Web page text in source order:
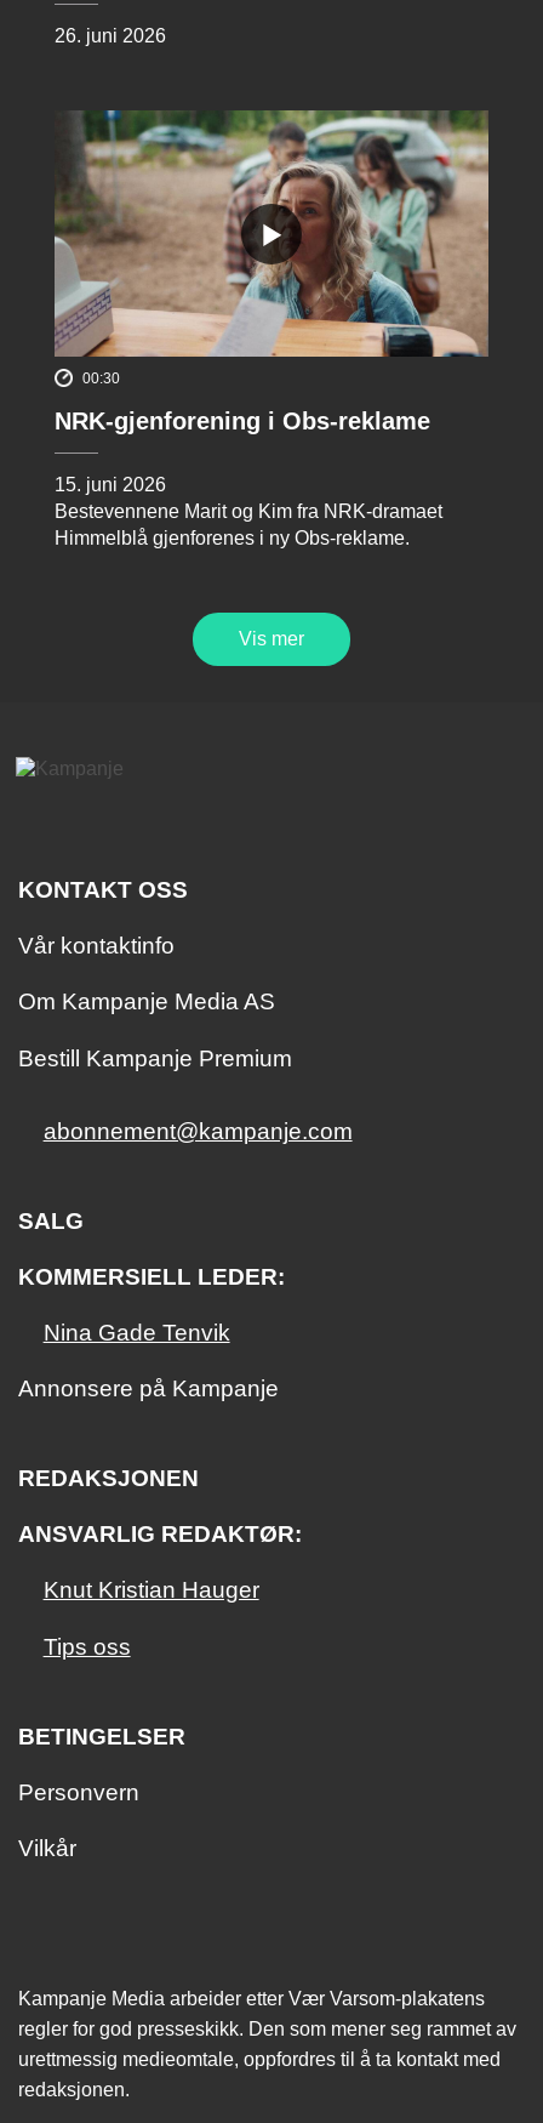
26. juni 2026
00:30
NRK-gjenforening i Obs-reklame
15. juni 2026
Bestevennene Marit og Kim fra NRK-dramaet
Himmelblå gjenforenes i ny Obs-reklame.
Vis mer
KONTAKT OSS
Vår kontaktinfo
Om Kampanje Media AS
Bestill Kampanje Premium
abonnement@kampanje.com
SALG
KOMMERSIELL LEDER:
Nina Gade Tenvik
Annonsere på Kampanje
REDAKSJONEN
ANSVARLIG REDAKTØR:
Knut Kristian Hauger
Tips oss
BETINGELSER
Personvern
Vilkår
Kampanje Media arbeider etter Vær Varsom-plakatens
regler for god presseskikk. Den som mener seg rammet av
urettmessig medie­omtale, oppfordres til å ta kontakt med
redaksjonen.